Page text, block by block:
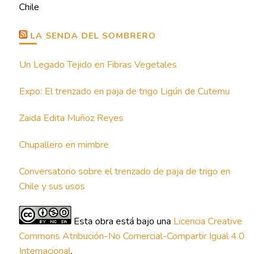
Chile
LA SENDA DEL SOMBRERO
Un Legado Tejido en Fibras Vegetales
Expo: El trenzado en paja de trigo Ligún de Cutemu
Zaida Edita Muñoz Reyes
Chupallero en mimbre
Conversatorio sobre el trenzado de paja de trigo en
Chile y sus usos
Esta obra está bajo una Licencia Creative
Commons Atribución-No Comercial-Compartir Igual 4.0
Internacional.